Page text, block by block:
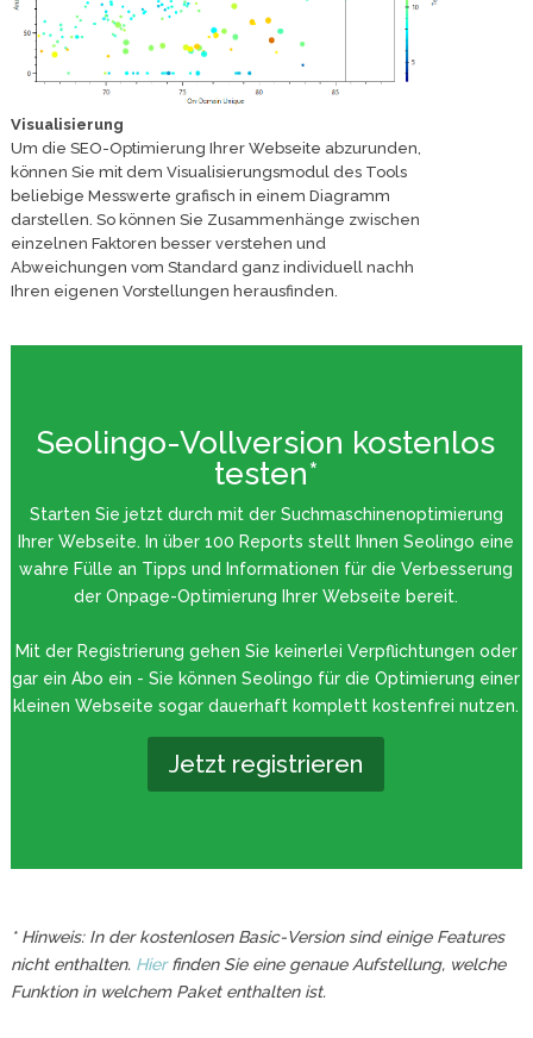
Visualisierung
Um die SEO-Optimierung Ihrer Webseite abzurunden,
können Sie mit dem Visualisierungsmodul des Tools
beliebige Messwerte grafisch in einem Diagramm
darstellen. So können Sie Zusammenhänge zwischen
einzelnen Faktoren besser verstehen und
Abweichungen vom Standard ganz individuell nachh
Ihren eigenen Vorstellungen herausfinden.
Seolingo-Vollversion kostenlos
testen*
Starten Sie jetzt durch mit der Suchmaschinenoptimierung
Ihrer Webseite. In über 100 Reports stellt Ihnen Seolingo eine
wahre Fülle an Tipps und Informationen für die Verbesserung
der Onpage-Optimierung Ihrer Webseite bereit.
Mit der Registrierung gehen Sie keinerlei Verpflichtungen oder
gar ein Abo ein - Sie können Seolingo für die Optimierung einer
kleinen Webseite sogar dauerhaft komplett kostenfrei nutzen.
Jetzt registrieren
* Hinweis: In der kostenlosen Basic-Version sind einige Features
nicht enthalten. Hierfinden Sie eine genaue Aufstellung, welche
Funktion in welchem Paket enthalten ist.